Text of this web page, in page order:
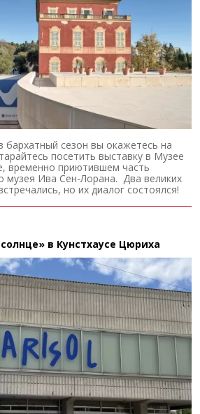
бархатный сезон вы окажетесь на
посетить выставку в Музее
временно приютившем часть
музея Ива Сен-Лорана. Два великих
но их диалог состоялся!
в Кунстхаусе Цюриха